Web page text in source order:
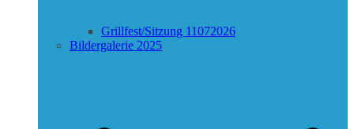
Grillfest/Sitzung 11072026
Bildergalerie 2025